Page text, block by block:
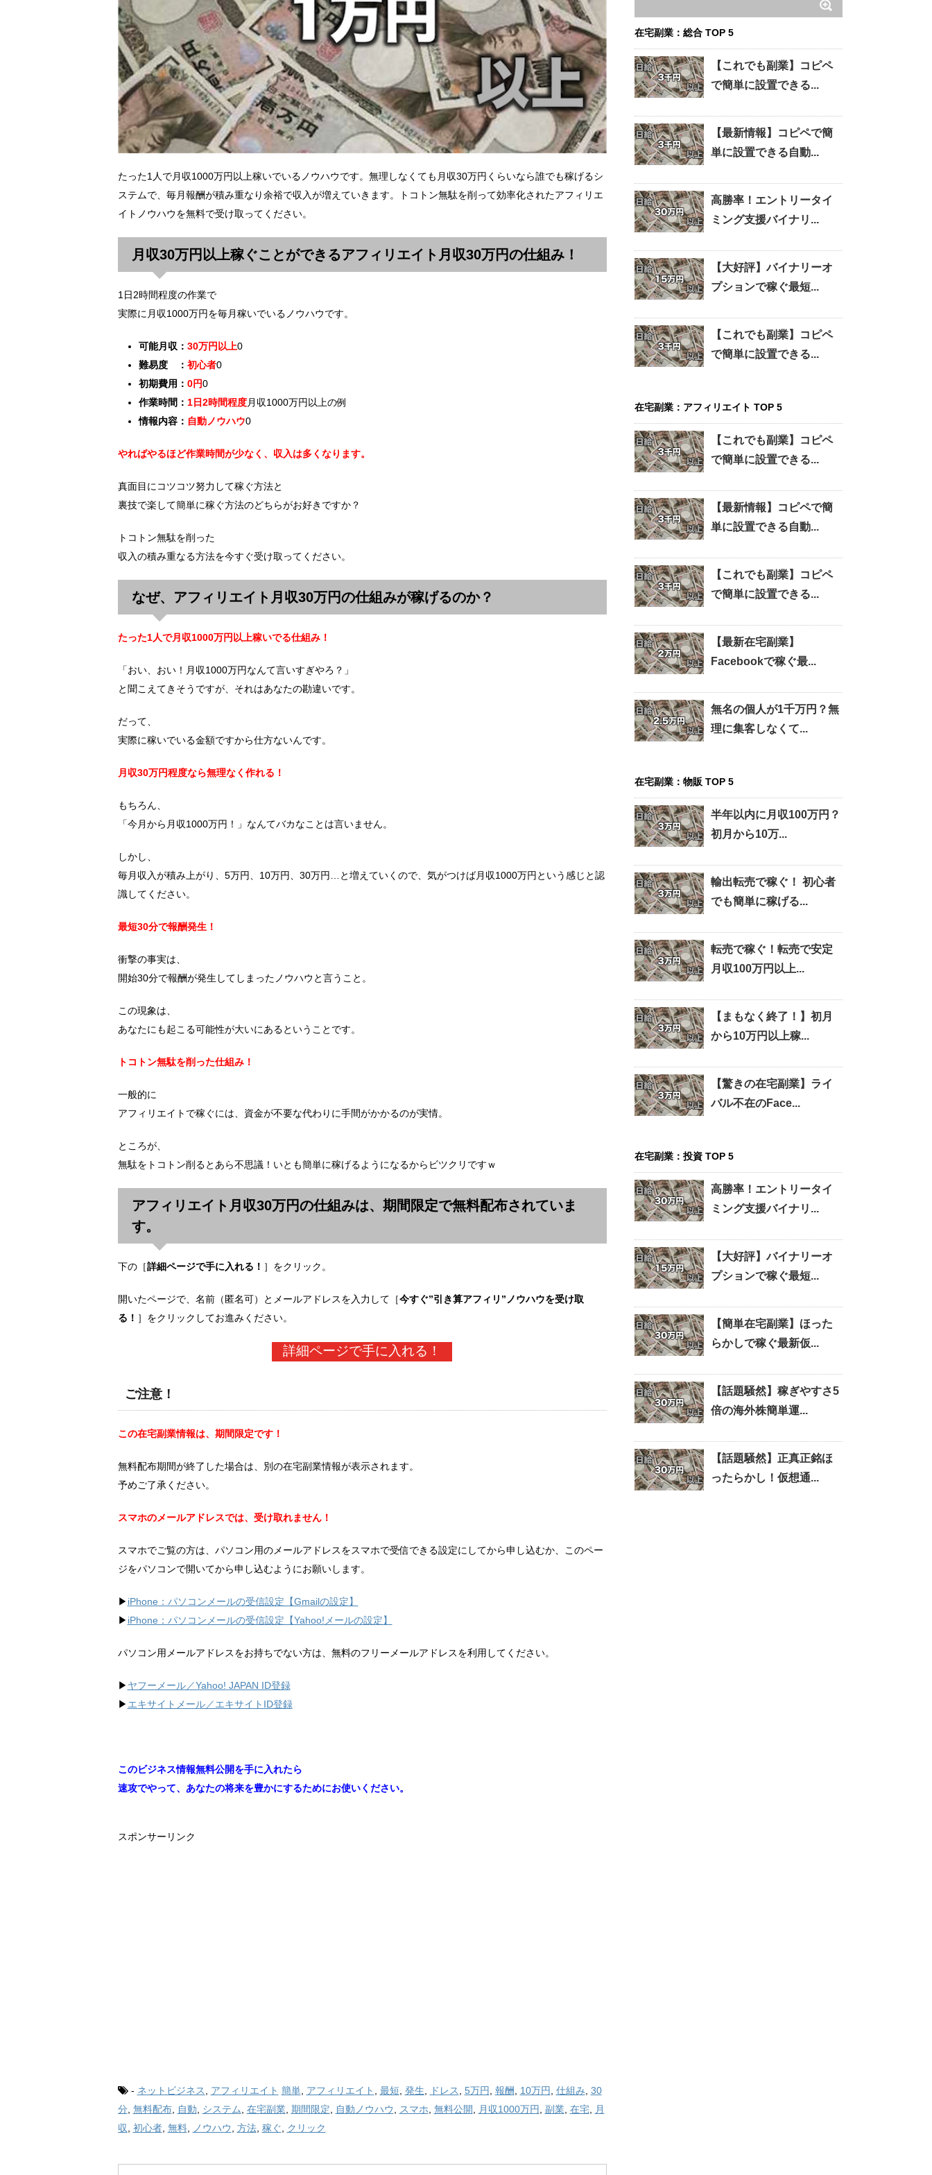
たった1人で月収1000万円以上稼いでいるノウハウです。無理しなくても月収30万円くらいなら誰でも稼げるシ
ステムで、毎月報酬が積み重なり余裕で収入が増えていきます。トコトン無駄を削って効率化されたアフィリエ
イトノウハウを無料で受け取ってください。
月収30万円以上稼ぐことができるアフィリエイト月収30万円の仕組み！
1日2時間程度の作業で
実際に月収1000万円を毎月稼いでいるノウハウです。
可能月収： 30万円以上0
難易度 ： 初心者0
初期費用： 0円0
作業時間： 1日2時間程度月収1000万円以上の例
情報内容： 自動ノウハウ0
やればやるほど作業時間が少なく、収入は多くなります。
真面目にコツコツ努力して稼ぐ方法と
裏技で楽して簡単に稼ぐ方法のどちらがお好きですか？
トコトン無駄を削った
収入の積み重なる方法を今すぐ受け取ってください。
なぜ、アフィリエイト月収30万円の仕組みが稼げるのか？
たった1人で月収1000万円以上稼いでる仕組み！
「おい、おい！月収1000万円なんて言いすぎやろ？」
と聞こえてきそうですが、それはあなたの勘違いです。
だって、
実際に稼いでいる金額ですから仕方ないんです。
月収30万円程度なら無理なく作れる！
もちろん、
「今月から月収1000万円！」なんてバカなことは言いません。
しかし、
毎月収入が積み上がり、5万円、10万円、30万円…と増えていくので、気がつけば月収1000万円という感じと認
識してください。
最短30分で報酬発生！
衝撃の事実は、
開始30分で報酬が発生してしまったノウハウと言うこと。
この現象は、
あなたにも起こる可能性が大いにあるということです。
トコトン無駄を削った仕組み！
一般的に
アフィリエイトで稼ぐには、資金が不要な代わりに手間がかかるのが実情。
ところが、
無駄をトコトン削るとあら不思議！いとも簡単に稼げるようになるからビツクリですｗ
アフィリエイト月収30万円の仕組みは、期間限定で無料配布されていま
す。
下の［詳細ページで手に入れる！ ］をクリック。
開いたページで、名前（匿名可）とメールアドレスを入力して［今すぐ”引き算アフィリ”ノウハウを受け取
る！ ］をクリックしてお進みください。
詳細ページで手に入れる！
ご注意！
この在宅副業情報は、期間限定です！
無料配布期間が終了した場合は、別の在宅副業情報が表示されます。
予めご了承ください。
スマホのメールアドレスでは、受け取れません！
スマホでご覧の方は、パソコン用のメールアドレスをスマホで受信できる設定にしてから申し込むか、このペー
ジをパソコンで開いてから申し込むようにお願いします。
▶︎ iPhone：パソコンメールの受信設定【Gmailの設定】
▶︎ iPhone：パソコンメールの受信設定【Yahoo!メールの設定】
パソコン用メールアドレスをお持ちでない方は、無料のフリーメールアドレスを利用してください。
▶︎ ヤフーメール／Yahoo! JAPAN ID登録
▶︎ エキサイトメール／エキサイトID登録
このビジネス情報無料公開を手に入れたら
速攻でやって、あなたの将来を豊かにするためにお使いください。
スポンサーリンク
- ネットビジネス アフィリエイト 簡単, アフィリエイト 最短 発生 ドレス 5万円 報酬 10万円 仕組み 30
分, 無料配布, 自動 システム 在宅副業, 期間限定 自動ノウハウ スマホ 無料公開 月収1000万円 副業, 在宅,
月
収
初心者, 無料, ノウハウ 方法, 稼ぐ クリック
在宅副業：総合 TOP 5
【これでも副業】コピペ
で簡単に設置できる...
【最新情報】コピペで簡
単に設置できる自動...
高勝率！エントリータイ
ミング支援バイナリ...
【大好評】バイナリーオ
プションで稼ぐ最短...
【これでも副業】コピペ
で簡単に設置できる...
在宅副業：アフィリエイト TOP 5
【これでも副業】コピペ
で簡単に設置できる...
【最新情報】コピペで簡
単に設置できる自動...
【これでも副業】コピペ
で簡単に設置できる...
【最新在宅副業】
Facebookで稼ぐ最...
無名の個人が1千万円？無
理に集客しなくて...
在宅副業：物販 TOP 5
半年以内に月収100万円？
初月から10万...
輸出転売で稼ぐ！ 初心者
でも簡単に稼げる...
転売で稼ぐ！転売で安定
月収100万円以上...
【まもなく終了！】初月
から10万円以上稼...
【驚きの在宅副業】ライ
バル不在のFace...
在宅副業：投資 TOP 5
高勝率！エントリータイ
ミング支援バイナリ...
【大好評】バイナリーオ
プションで稼ぐ最短...
【簡単在宅副業】ほった
らかしで稼ぐ最新仮...
【話題騒然】稼ぎやすさ5
倍の海外株簡単運...
【話題騒然】正真正銘ほ
ったらかし！仮想通...